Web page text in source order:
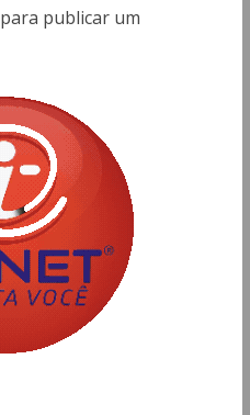
para publicar um